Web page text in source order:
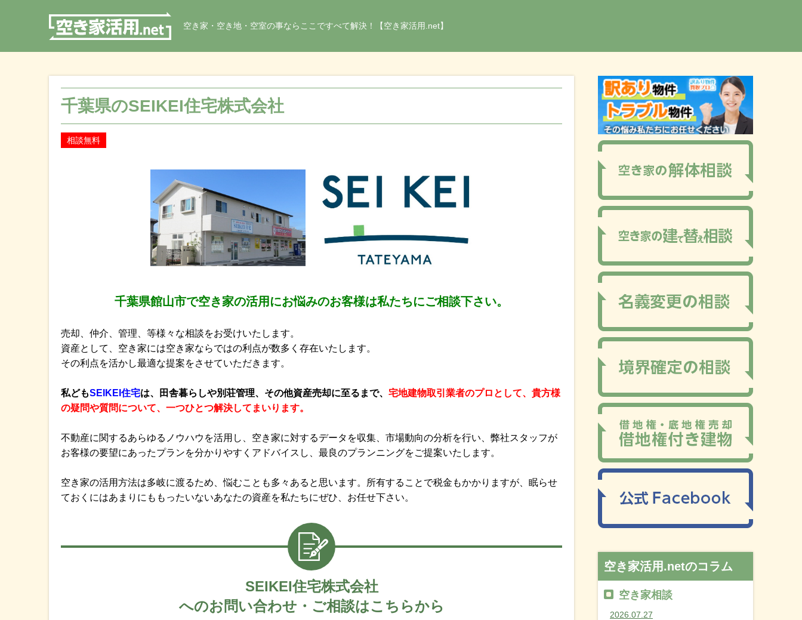
空き家・空き地・空室の事ならここですべて解決！【空き家活用.net】
千葉県のSEIKEI住宅株式会社
相談無料
千葉県館山市で空き家の活用にお悩みのお客様は私たちにご相談下さい。
売却、仲介、管理、等様々な相談をお受けいたします。
資産として、空き家には空き家ならではの利点が数多く存在いたします。
その利点を活かし最適な提案をさせていただきます。
私​ど​も​S​E​I​K​E​I​住​宅​は​、​田​舎​暮​ら​し​や​別​荘​管​理​、​そ​の​他​資​産​売​却​に​至​る​ま​で​、​ 宅​地​建​物​取​引​業​者​の​プ​ロ​と​し​て​、​貴​方​様​
の​疑​問​や​質​問​に​つ​い​て​、​一​つ​ひ​と​つ​解​決​し​て​ま​い​り​ま​す​。
不動産に関するあらゆるノウハウを活用し、空き家に対するデータを収集、市場動向の分析を行い、弊社スタッフが
お客様の要望にあったプランを分かりやすくアドバイスし、最良のプランニングをご提案いたします。
空き家の活用方法は多岐に渡るため、悩むことも多々あると思います。所有することで税金もかかりますが、眠らせ
ておくにはあまりにももったいないあなたの資産を私たちにぜひ、お任せ下さい。
SEIKEI住宅株式会社
へのお問い合わせ・ご相談はこちらから
空き家活用.netのコラム
空き家相談
2026.07.27